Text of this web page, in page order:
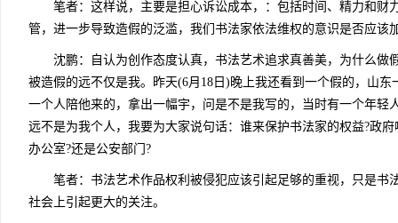
笔者：这样说，主要是担心诉讼成本，：包括时间、精力和财
管，进一步导致造假的泛滥，我们书法家依法维权的意识是否应该
沈鹏：自认为创作态度认真，书法艺术追求真善美，为什么做
被造假的远不仅是我。昨天(6月18日)晚上我还看到一个假的，山
一个人陪他来的，拿出一幅宇，问是不是我写的，当时有一个年轻
远不是为我个人，我要为大家说句话：谁来保护书法家的权益?政
办公室?还是公安部门?
笔者：书法艺术作品权利被侵犯应该引起足够的重视，只是书
社会上引起更大的关注。